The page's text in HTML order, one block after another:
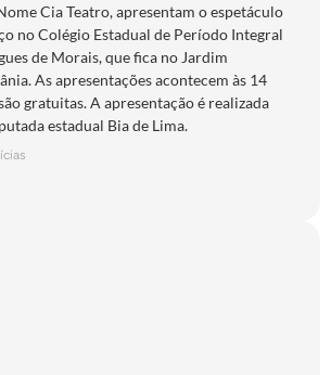
Cia Teatro, apresentam o espetáculo
no Colégio Estadual de Período Integral
de Morais, que fica no Jardim
As apresentações acontecem às 14
gratuitas. A apresentação é realizada
estadual Bia de Lima.